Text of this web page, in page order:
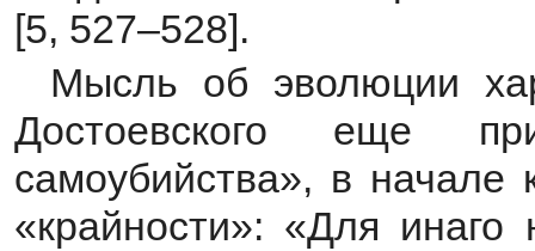
[5, 527–528].
Мысль об эволюции
Достоевского еще
самоубийства», в начале
«крайности»: «Для инаго